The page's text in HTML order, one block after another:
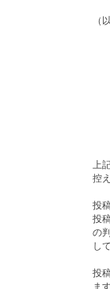
（
上
控
投
投
の
し
投
ま